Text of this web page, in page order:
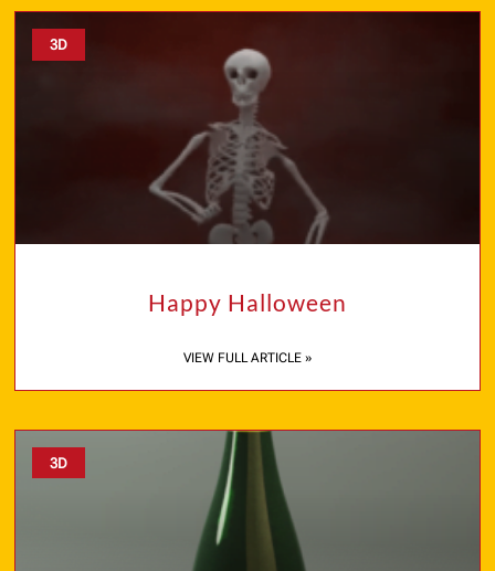
3D
Happy Halloween​
VIEW FULL ARTICLE »
3D